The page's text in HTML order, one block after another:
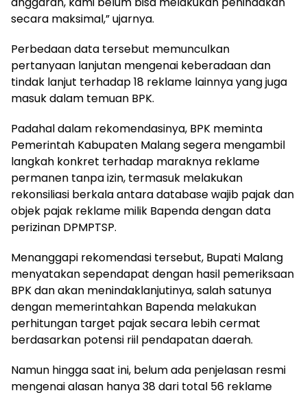
secara maksimal,” ujarnya.
Perbedaan data tersebut memunculkan
pertanyaan lanjutan mengenai keberadaan dan
tindak lanjut terhadap 18 reklame lainnya yang juga
masuk dalam temuan BPK.
Padahal dalam rekomendasinya, BPK meminta
Pemerintah Kabupaten Malang segera mengambil
langkah konkret terhadap maraknya reklame
permanen tanpa izin, termasuk melakukan
rekonsiliasi berkala antara database wajib pajak dan
objek pajak reklame milik Bapenda dengan data
perizinan DPMPTSP.
Menanggapi rekomendasi tersebut, Bupati Malang
menyatakan sependapat dengan hasil pemeriksaan
BPK dan akan menindaklanjutinya, salah satunya
dengan memerintahkan Bapenda melakukan
perhitungan target pajak secara lebih cermat
berdasarkan potensi riil pendapatan daerah.
Namun hingga saat ini, belum ada penjelasan resmi
mengenai alasan hanya 38 dari total 56 reklame